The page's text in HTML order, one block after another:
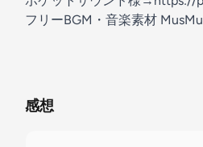
フリーBGM・音楽素材
感想